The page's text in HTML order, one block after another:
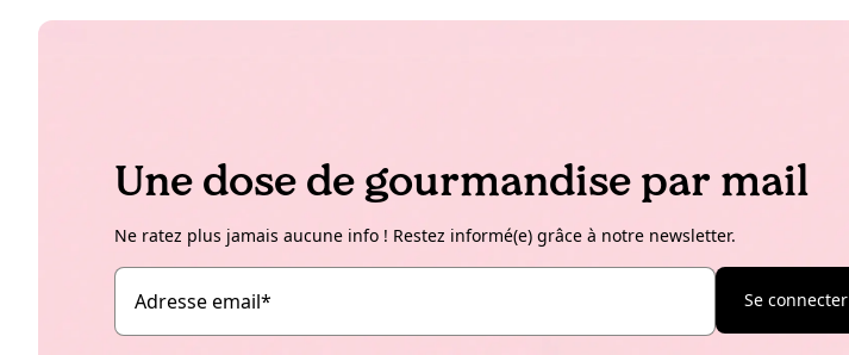
Une dose de gourmandise par mail
Ne ratez plus jamais aucune info ! Restez informé(e) grâce à notre newsletter.
Adresse email* Se connecter